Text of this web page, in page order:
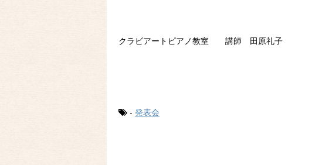
クラビアートピアノ教室 講師 田原礼子
- 発表会